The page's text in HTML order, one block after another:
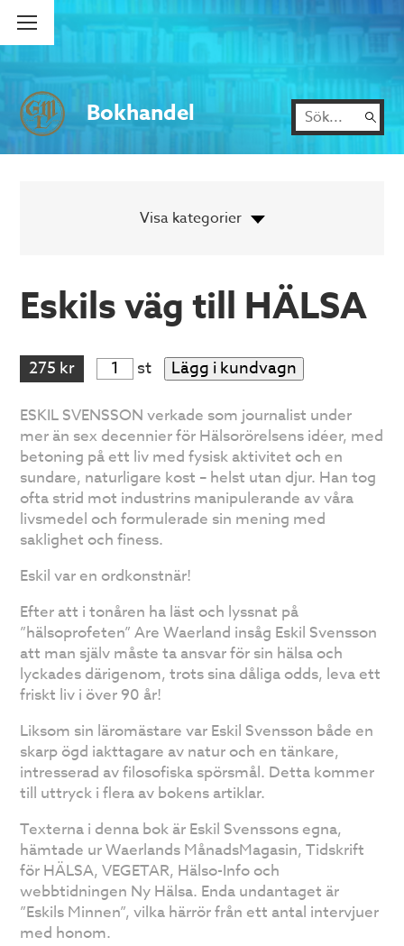
Bokhandel
Eskils väg till HÄLSA
275 kr st Lägg i kundvagn
ESKIL SVENSSON verkade som journalist under
mer än sex decennier för Hälsorörelsens idéer, med
betoning på ett liv med fysisk aktivitet och en
sundare, naturligare kost – helst utan djur. Han tog
ofta strid mot industrins manipulerande av våra
livsmedel och formulerade sin mening med
saklighet och finess.
Eskil var en ordkonstnär!
Efter att i tonåren ha läst och lyssnat på
”hälsoprofeten” Are Waerland insåg Eskil Svensson
att man själv måste ta ansvar för sin hälsa och
lyckades därigenom, trots sina dåliga odds, leva ett
friskt liv i över 90 år!
Liksom sin läromästare var Eskil Svensson både en
skarp ögd iakttagare av natur och en tänkare,
intresserad av filosofiska spörsmål. Detta kommer
till uttryck i flera av bokens artiklar.
Texterna i denna bok är Eskil Svenssons egna,
hämtade ur Waerlands MånadsMagasin, Tidskrift
för HÄLSA, VEGETAR, Hälso-Info och
webbtidningen Ny Hälsa. Enda undantaget är
”Eskils Minnen”, vilka härrör från ett antal intervjuer
med honom.